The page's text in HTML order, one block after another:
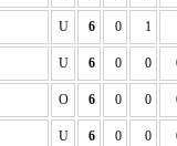
U 6 0 1
U 6 0 0
O 6 0 0
U 6 0 0